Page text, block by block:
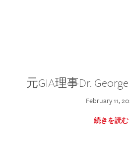
元GIA理事Dr.
February 11,
続きを読む